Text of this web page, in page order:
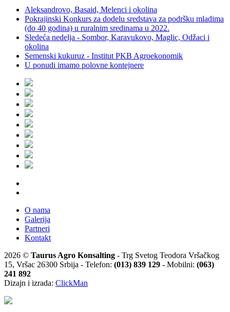
Aleksandrovo, Basaid, Melenci i okolina
Pokrajinski Konkurs za dodelu sredstava za podršku mladima
(do 40 godina) u ruralnim sredinama u 2022.
Sledeća nedelja - Sombor, Karavukovo, Maglic, Odžaci i
okolina
Semenski kukuruz - Institut PKB Agroekonomik
U ponudi imamo polovne kontejnere
O nama
Galerija
Partneri
Kontakt
2026 © Taurus Agro Konsalting - Trg Svetog Teodora Vršačkog
15, Vršac 26300 Srbija - Telefon: (013) 839 129 - Mobilni: (063)
241 892
Dizajn i izrada: ClickMan